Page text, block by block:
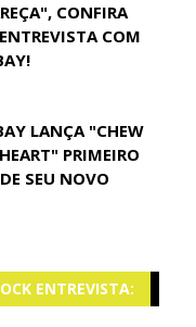
CONFIRA
COM
LANÇA "CHEW
PRIMEIRO
SEU NOVO
ENTREVISTA: